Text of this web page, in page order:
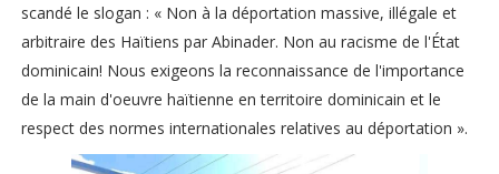
scandé le slogan : « Non à la déportation massive, illégale et
arbitraire des Haïtiens par Abinader. Non au racisme de l'État
dominicain! Nous exigeons la reconnaissance de l'importance
de la main d'oeuvre haïtienne en territoire dominicain et le
respect des normes internationales relatives au déportation ».